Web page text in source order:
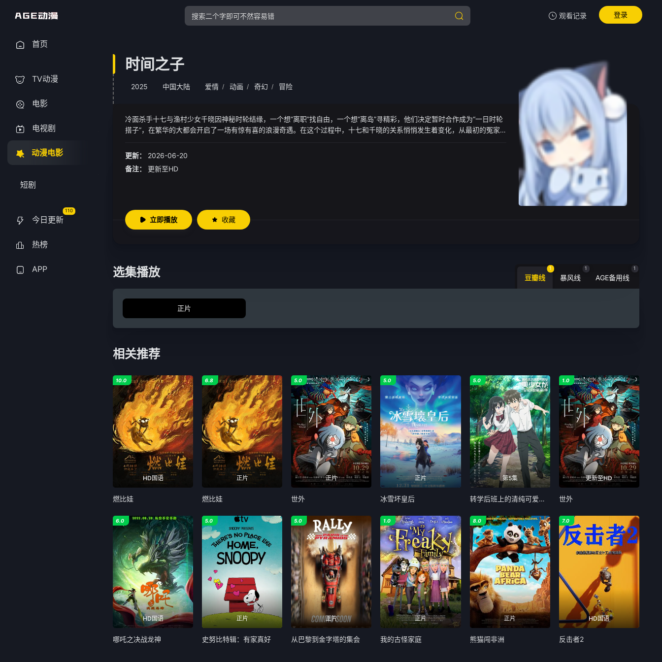
观看记录
暂无观看影片的记录
登录
首页
TV动漫
电影
电视剧
动漫电影
短剧
今日更新
110
热榜
APP
时间之子
2025 中国大陆 爱情 / 动画 / 奇幻 / 冒险
冷面杀手十七与渔村少女千晓因神秘时轮结缘，一个想“离职”找自由，一个想“离岛”寻精彩，他们决定暂时合作成为“一日时轮
搭子”，在繁华的大都会开启了一场有惊有喜的浪漫奇遇。在这个过程中，十七和千晓的关系悄悄发生着变化，从最初的冤家
更新：
2026-06-20
备注：
更新至HD
立即播放 收藏
选集播放 豆瓣线
1
暴风线
1
AGE备用线
1
正片
相关推荐
HD国语
10.0
燃比娃
正片
6.8
燃比娃
正片
5.0
世外
正片
5.0
冰雪坏皇后
第5集
5.0
转学后班上的清纯可爱美少女竟是小时候玩在一起的哥儿们
更新至HD
1.0
世外
HD国语
6.0
哪吒之决战龙神
正片
5.0
史努比特辑：有家真好
正片
5.0
从巴黎到金字塔的集会
正片
1.0
我的古怪家庭
正片
8.0
熊猫闯非洲
HD国语
7.0
反击者2